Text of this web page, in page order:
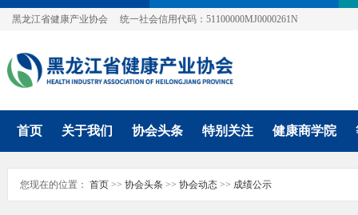
黑龙江省健康产业协会 统一社会信用代码：51100000MJ0000261N
首页 关于我们 协会头条 特别关注 健康商学院
您现在的位置： 首页 >> 协会头条 >> 协会动态 >> 成绩公示